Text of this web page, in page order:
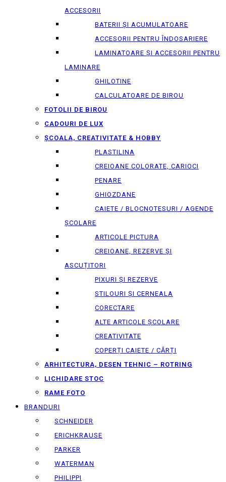
ACCESORII
BATERII ȘI ACUMULATOARE
ACCESORII PENTRU ÎNDOSARIERE
LAMINATOARE ȘI ACCESORII PENTRU
LAMINARE
GHILOTINE
CALCULATOARE DE BIROU
FOTOLII DE BIROU
CADOURI DE LUX
ȘCOALA, CREATIVITATE & HOBBY
PLASTILINA
CREIOANE COLORATE, CARIOCI
PENARE
GHIOZDANE
CAIETE / BLOCNOTESURI / AGENDE
ȘCOLARE
ARTICOLE PICTURA
CREIOANE, REZERVE ȘI
ASCUȚITORI
PIXURI ȘI REZERVE
STILOURI ȘI CERNEALA
CORECTARE
ALTE ARTICOLE ȘCOLARE
CREATIVITATE
COPERȚI CAIETE / CĂRȚI
ARHITECTURA, DESEN TEHNIC – ROTRING
LICHIDARE STOC
RAME FOTO
BRANDURI
SCHNEIDER
ERICHKRAUSE
PARKER
WATERMAN
PHILIPPI